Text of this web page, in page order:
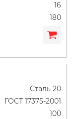
16
180
Сталь 20
ГОСТ 17375-2001
100